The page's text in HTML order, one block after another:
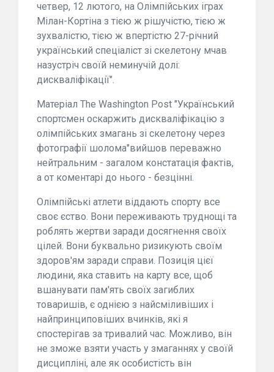
четвер, 12 лютого, на Олімпійських іграх
Мілан-Кортіна з тією ж рішучістю, тією ж
зухвалістю, тією ж впертістю 27-річний
український спеціаліст зі скелетону мчав
назустріч своїй неминучій долі:
дискваліфікації".
Матеріал The Washington Post "Український
спортсмен оскаржить дискваліфікацію з
олімпійських змагань зі скелетону через
фотографії шолома"вийшов переважно
нейтральним - загалом констатація фактів,
а от коментарі до нього - безцінні.
Олімпійські атлети віддають спорту все
своє єство. Вони переживають труднощі та
роблять жертви заради досягнення своїх
цілей. Вони буквально ризикують своїм
здоров'ям заради справи. Позиція цієї
людини, яка ставить на карту все, щоб
вшанувати пам'ять своїх загиблих
товаришів, є однією з найсміливіших і
найпринциповіших вчинків, які я
спостерігав за тривалий час. Можливо, він
не зможе взяти участь у змаганнях у своїй
дисципліні, але як особистість він